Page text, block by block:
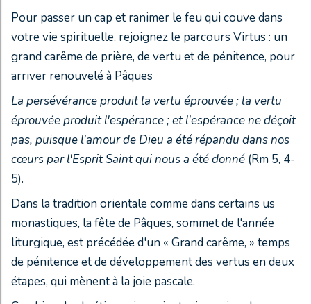
Pour passer un cap et ranimer le feu qui couve dans
votre vie spirituelle, rejoignez le parcours Virtus : un
grand carême de prière, de vertu et de pénitence, pour
arriver renouvelé à Pâques
La persévérance produit la vertu éprouvée ; la vertu
éprouvée produit l'espérance ; et l'espérance ne déçoit
pas, puisque l'amour de Dieu a été répandu dans nos
cœurs par l'Esprit Saint qui nous a été donné (Rm 5, 4-
5).
Dans la tradition orientale comme dans certains us
monastiques, la fête de Pâques, sommet de l'année
liturgique, est précédée d'un « Grand carême, » temps
de pénitence et de développement des vertus en deux
étapes, qui mènent à la joie pascale.